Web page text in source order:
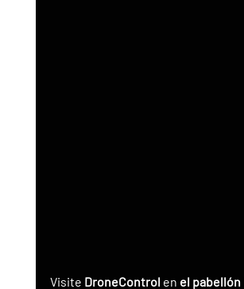
Visite DroneControl en el pabellón